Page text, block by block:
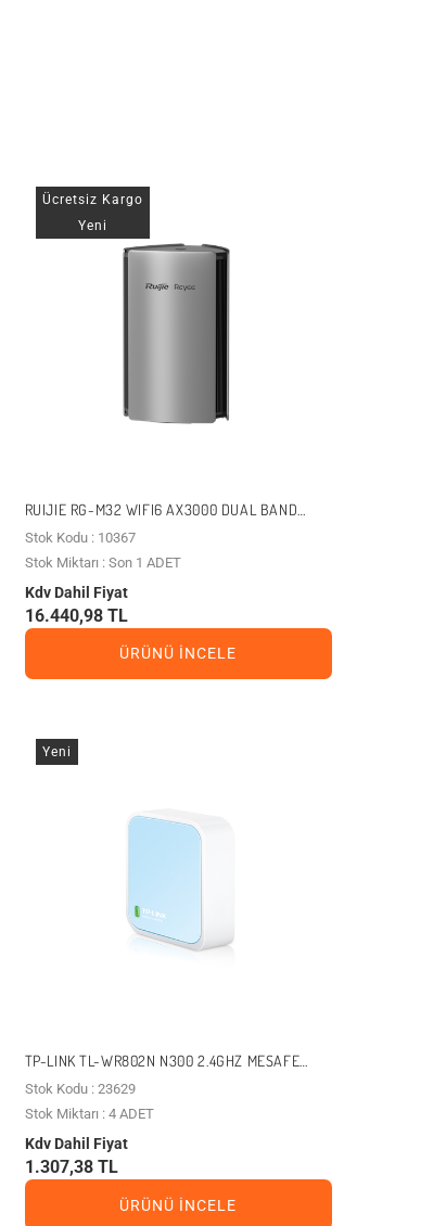
Ücretsiz Kargo
Yeni
RUIJIE RG-M32 WIFI6 AX3000 DUAL BAND
GIGABIT MESH ROUTER 2-LI PAKET
Stok Kodu : 10367
Stok Miktarı : Son 1 ADET
Kdv Dahil Fiyat
16.440,98 TL
ÜRÜNÜ İNCELE
Yeni
TP-LINK TL-WR802N N300 2.4GHZ MESAFE
GENIŞLETICI EV OFIS TIPI ACCESS POINT
ROUTER
Stok Kodu : 23629
Stok Miktarı : 4 ADET
Kdv Dahil Fiyat
1.307,38 TL
ÜRÜNÜ İNCELE